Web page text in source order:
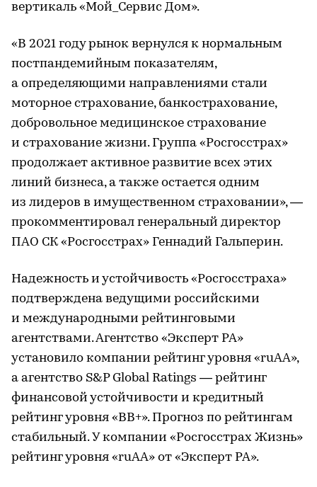
вертикаль «Мой_Сервис Дом».
«В 2021 году рынок вернулся к нормальным
постпандемийным показателям,
а определяющими направлениями стали
моторное страхование, банкострахование,
добровольное медицинское страхование
и страхование жизни. Группа «Росгосстрах»
продолжает активное развитие всех этих
линий бизнеса, а также остается одним
из лидеров в имущественном страховании», —
прокомментировал генеральный директор
ПАО СК «Росгосстрах» Геннадий Гальперин.
Надежность и устойчивость «Росгосстраха»
подтверждена ведущими российскими
и международными рейтинговыми
агентствами. Агентство «Эксперт РА»
установило компании рейтинг уровня «ruAА»,
а агентство S&P Global Ratings — рейтинг
финансовой устойчивости и кредитный
рейтинг уровня «BB+». Прогноз по рейтингам
стабильный. У компании «Росгосстрах Жизнь»
рейтинг уровня «ruAА» от «Эксперт РА».